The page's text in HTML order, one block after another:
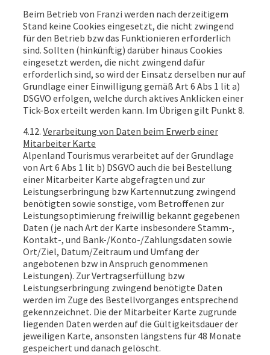
Beim Betrieb von Franzi werden nach derzeitigem
Stand keine Cookies eingesetzt, die nicht zwingend
für den Betrieb bzw das Funktionieren erforderlich
sind. Sollten (hinkünftig) darüber hinaus Cookies
eingesetzt werden, die nicht zwingend dafür
erforderlich sind, so wird der Einsatz derselben nur auf
Grundlage einer Einwilligung gemäß Art 6 Abs 1 lit a)
DSGVO erfolgen, welche durch aktives Anklicken einer
Tick-Box erteilt werden kann. Im Übrigen gilt Punkt 8.
4.12. Verarbeitung von Daten beim Erwerb einer
Mitarbeiter Karte
Alpenland Tourismus verarbeitet auf der Grundlage
von Art 6 Abs 1 lit b) DSGVO auch die bei Bestellung
einer Mitarbeiter Karte abgefragten und zur
Leistungserbringung bzw Kartennutzung zwingend
benötigten sowie sonstige, vom Betroffenen zur
Leistungsoptimierung freiwillig bekannt gegebenen
Daten (je nach Art der Karte insbesondere Stamm-,
Kontakt-, und Bank-/Konto-/Zahlungsdaten sowie
Ort/Ziel, Datum/Zeitraum und Umfang der
angebotenen bzw in Anspruch genommenen
Leistungen). Zur Vertragserfüllung bzw
Leistungserbringung zwingend benötigte Daten
werden im Zuge des Bestellvorganges entsprechend
gekennzeichnet. Die der Mitarbeiter Karte zugrunde
liegenden Daten werden auf die Gültigkeitsdauer der
jeweiligen Karte, ansonsten längstens für 48 Monate
gespeichert und danach gelöscht.